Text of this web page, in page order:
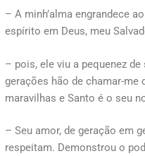
– A minh’alma engrandece
espírito em Deus, meu
– pois, ele viu a pequenez
gerações hão de chamar-me
maravilhas e Santo é o seu
– Seu amor, de geração em
respeitam. Demonstrou o